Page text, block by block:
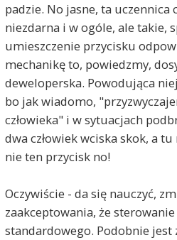
padzie. No jasne, ta uczennica
niezdarna i w ogóle, ale takie,
umieszczenie przycisku
mechanikę to, powiedzmy,
deweloperska. Powodująca
bo jak wiadomo,
człowieka" i w sytuacjach
dwa człowiek wciska skok, a
nie ten przycisk no!
Oczywiście - da się nauczyć,
zaakceptowania, że
standardowego. Podobnie jest